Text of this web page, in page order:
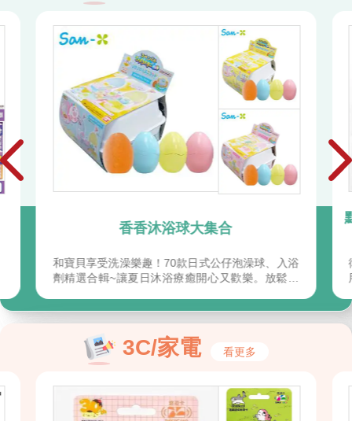
香香沐浴球大集合
和寶貝享受洗澡樂趣！70款日式公仔泡澡球、入浴
劑精選合輯~讓夏日沐浴療癒開心又歡樂。放鬆整
3C/家電 看更多